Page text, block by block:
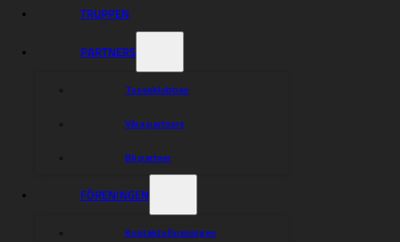
TRUPPEN
PARTNERS
Tusenklubben
Våra partners
Bli partner
FÖRENINGEN
Kontakta föreningen